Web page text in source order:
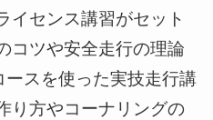
イセンス講習がセット
コツや安全走行の理論
スを使った実技走行講
り方やコーナリングの